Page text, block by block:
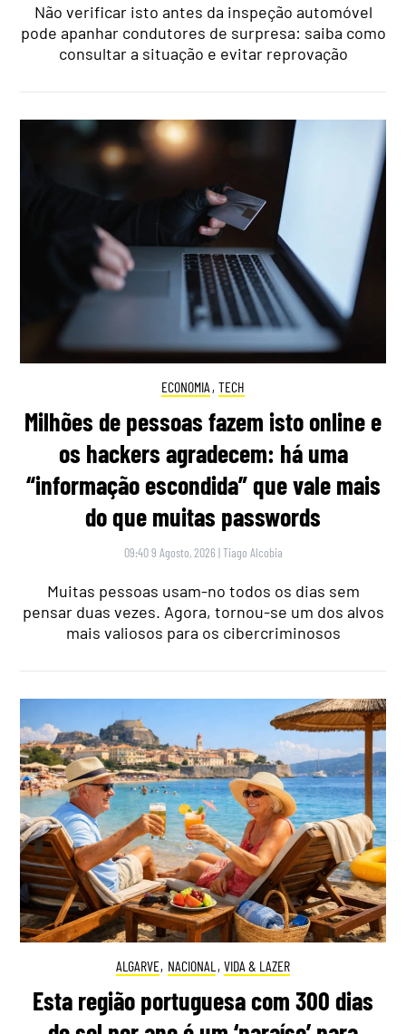
Não verificar isto antes da inspeção automóvel
pode apanhar condutores de surpresa: saiba como
consultar a situação e evitar reprovação
ECONOMIA , TECH
Milhões de pessoas fazem isto online e
os hackers agradecem: há uma
“informação escondida” que vale mais
do que muitas passwords
09:40 9 Agosto, 2026 |Tiago Alcobia
Muitas pessoas usam-no todos os dias sem
pensar duas vezes. Agora, tornou-se um dos alvos
mais valiosos para os cibercriminosos
ALGARVE, NACIONAL , VIDA & LAZER
Esta região portuguesa com 300 dias